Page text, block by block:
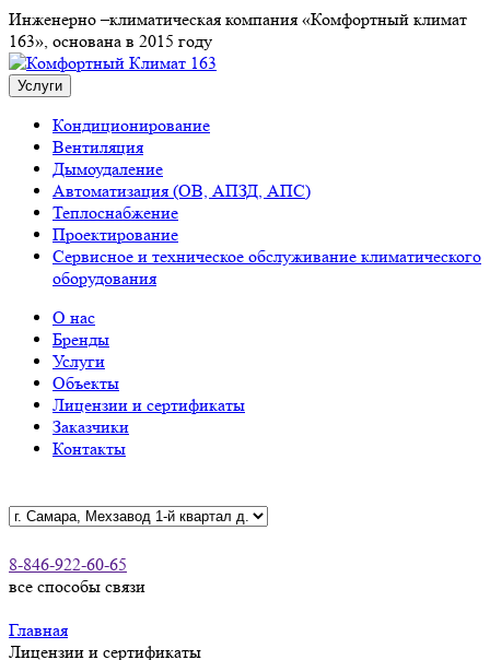
Инженерно –климатическая компания «Комфортный климат
163», основана в 2015 году
Услуги
Кондиционирование
Вентиляция
Дымоудаление
Автоматизация (ОВ, АПЗД, АПС)
Теплоснабжение
Проектирование
Сервисное и техническое обслуживание климатического
оборудования
О нас
Бренды
Услуги
Объекты
Лицензии и сертификаты
Заказчики
Контакты
8-846-922-60-65
все способы связи
Главная
Лицензии и сертификаты